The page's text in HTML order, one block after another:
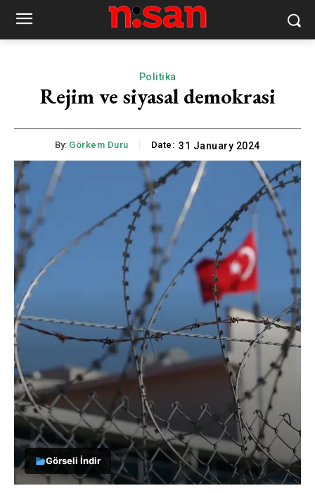
Politika
Rejim ve siyasal demokrasi
By: Görkem Duru Date: 31 January 2024
Görseli İndir